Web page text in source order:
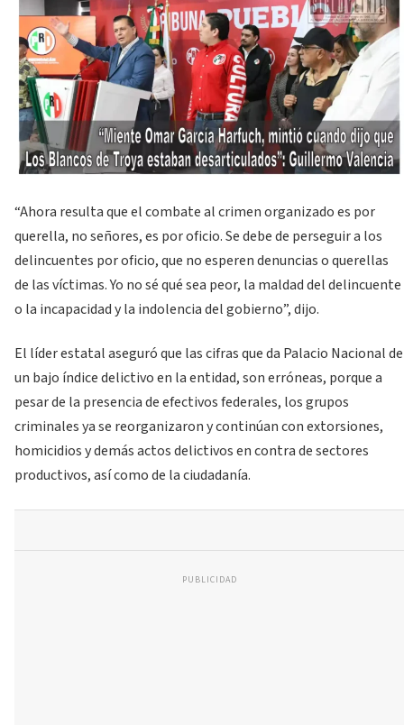
“Ahora resulta que el combate al crimen organizado es por
querella, no señores, es por oficio. Se debe de perseguir a los
delincuentes por oficio, que no esperen denuncias o querellas
de las víctimas. Yo no sé qué sea peor, la maldad del delincuente
o la incapacidad y la indolencia del gobierno”, dijo.
El líder estatal aseguró que las cifras que da Palacio Nacional de
un bajo índice delictivo en la entidad, son erróneas, porque a
pesar de la presencia de efectivos federales, los grupos
criminales ya se reorganizaron y continúan con extorsiones,
homicidios y demás actos delictivos en contra de sectores
productivos, así como de la ciudadanía.
PUBLICIDAD